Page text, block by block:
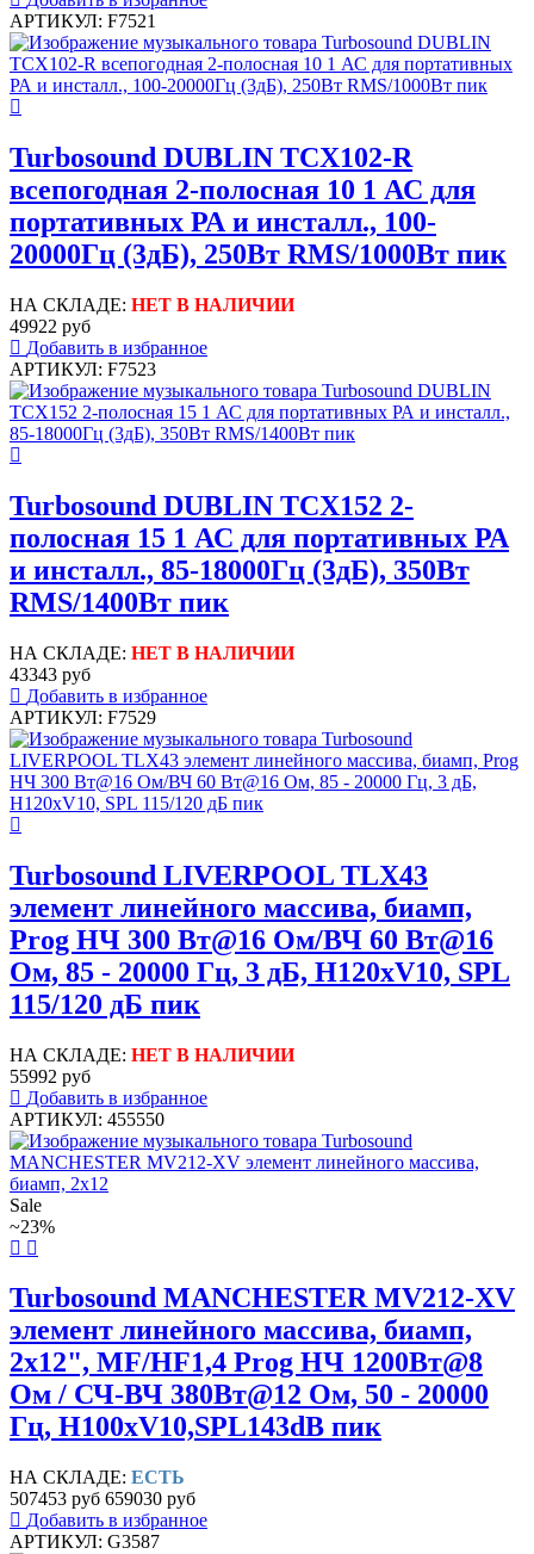
АРТИКУЛ: F7521
Turbosound DUBLIN TCX102-R
всепогодная 2-полосная 10 1 АС для
портативных РА и инсталл., 100-
20000Гц (3дБ), 250Вт RMS/1000Вт пик
НА СКЛАДЕ: НЕТ В НАЛИЧИИ
49922 руб
Добавить в избранное
АРТИКУЛ: F7523
Turbosound DUBLIN TCX152 2-
полосная 15 1 АС для портативных РА
и инсталл., 85-18000Гц (3дБ), 350Вт
RMS/1400Вт пик
НА СКЛАДЕ: НЕТ В НАЛИЧИИ
43343 руб
Добавить в избранное
АРТИКУЛ: F7529
Turbosound LIVERPOOL TLX43
элемент линейного массива, биамп,
Prog НЧ 300 Вт@16 Ом/ВЧ 60 Вт@16
Ом, 85 - 20000 Гц, 3 дБ, H120xV10, SPL
115/120 дБ пик
НА СКЛАДЕ: НЕТ В НАЛИЧИИ
55992 руб
Добавить в избранное
АРТИКУЛ: 455550
Sale
~23%
Turbosound MANCHESTER MV212-XV
элемент линейного массива, биамп,
2х12", MF/HF1,4 Prog НЧ 1200Вт@8
Ом / СЧ-ВЧ 380Вт@12 Ом, 50 - 20000
Гц, H100xV10,SPL143dB пик
НА СКЛАДЕ: ЕСТЬ
507453 руб 659030 руб
Добавить в избранное
АРТИКУЛ: G3587